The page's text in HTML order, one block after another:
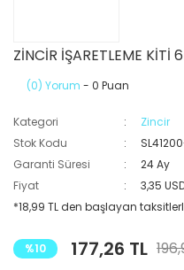
ZİNCİR İŞARETLEME
(0) Yorum - 0 Puan
Kategori
Zincir
Stok Kodu
Garanti Süresi
24 Ay
Fiyat
3,35
*18,99 TL den başlayan
%10 177,26 TL